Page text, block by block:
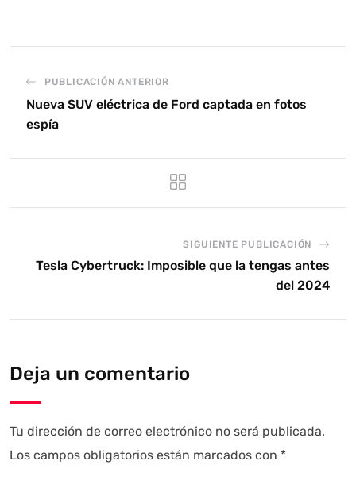
PUBLICACIÓN ANTERIOR
Nueva SUV eléctrica de Ford captada en fotos
espía
SIGUIENTE PUBLICACIÓN
Tesla Cybertruck: Imposible que la tengas antes
del 2024
Deja un comentario
Tu dirección de correo electrónico no será publicada.
Los campos obligatorios están marcados con *